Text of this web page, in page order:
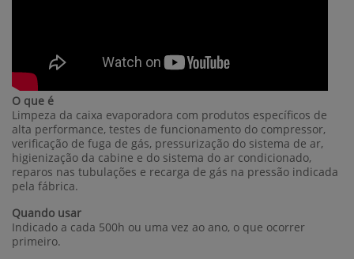
O que é
Limpeza da caixa evaporadora com produtos específicos de
alta performance, testes de funcionamento do compressor,
verificação de fuga de gás, pressurização do sistema de ar,
higienização da cabine e do sistema do ar condicionado,
reparos nas tubulações e recarga de gás na pressão indicada
pela fábrica.
Quando usar
Indicado a cada 500h ou uma vez ao ano, o que ocorrer
primeiro.